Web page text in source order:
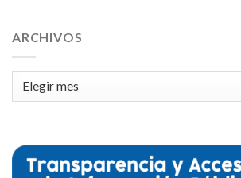
ARCHIVOS
Archivos